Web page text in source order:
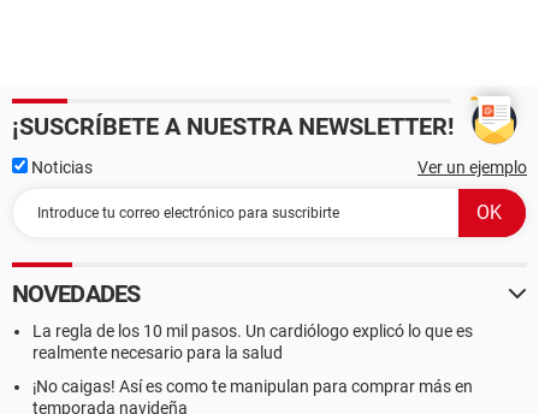
¡SUSCRÍBETE A NUESTRA NEWSLETTER!
Noticias Ver un ejemplo
NOVEDADES
La regla de los 10 mil pasos. Un cardiólogo explicó lo que es
realmente necesario para la salud
¡No caigas! Así es como te manipulan para comprar más en
temporada navideña